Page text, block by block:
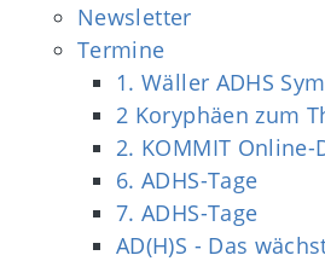
Newsletter
Termine
1. Wäller ADHS
2 Koryphäen zum
2. KOMMIT Online-
6. ADHS-Tage
7. ADHS-Tage
AD(H)S - Das